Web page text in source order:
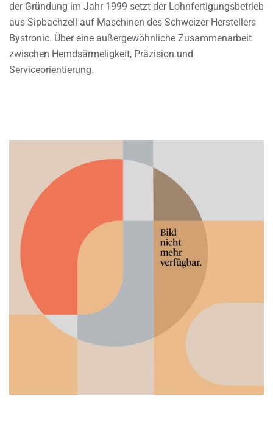
der Gründung im Jahr 1999 setzt der Lohnfertigungsbetrieb
aus Sipbachzell auf Maschinen des Schweizer Herstellers
Bystronic. Über eine außergewöhnliche Zusammenarbeit
zwischen Hemdsärmeligkeit, Präzision und
Serviceorientierung.